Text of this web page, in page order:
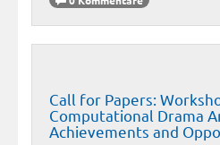
Call for Papers:
Computational Drama
Achievements and